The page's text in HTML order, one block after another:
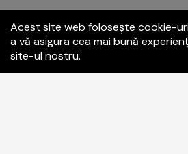
Acest site web folosește cookie-
a vă asigura cea mai bună
site-ul nostru.